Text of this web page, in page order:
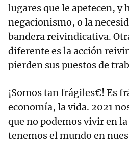
lugares que le apetecen, y
negacionismo, o la
bandera reivindicativa.
diferente es la acción
pierden sus puestos de
¡Somos tan frágiles€! Es
economía, la vida. 2021
que no podemos vivir en
tenemos el mundo en